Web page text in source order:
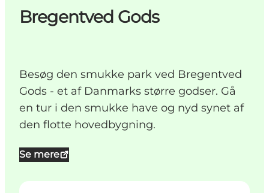
Bregentved Gods
Besøg den smukke park ved Bregentved
Gods - et af Danmarks større godser. Gå
en tur i den smukke have og nyd synet af
den flotte hovedbygning.
Se mere